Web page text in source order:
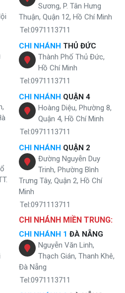
cấp nguồn nước sạch đạt chuẩn
Sương, P. Tân Hưng
Thuận, Quận 12, Hồ Chí Minh
Tel:0971113711
CHI NHÁNH THỦ ĐỨC
Thành Phố Thủ Đức,
Hồ Chí Minh
Tel:0971113711
CHI NHÁNH QUẬN 4
Hoàng Diệu, Phường 8,
Quận 4, Hồ Chí Minh
Tel:0971113711
CHI NHÁNH QUẬN 2
Đường Nguyễn Duy
Trinh, Phường Bình
Trưng Tây, Quận 2, Hồ Chí
Minh
Tel:0971113711
CHI NHÁNH MIỀN TRUNG:
CHI NHÁNH 1 ĐÀ NẴNG
Nguyễn Văn Linh,
Thạch Gián, Thanh Khê,
Đà Nẵng
Tel:0971113711